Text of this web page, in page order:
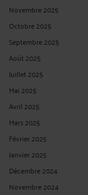
Novembre 2025
Octobre 2025
Septembre 2025
Août 2025
Juillet 2025
Mai 2025
Avril 2025
Mars 2025
Février 2025
Janvier 2025
Décembre 2024
Novembre 2024